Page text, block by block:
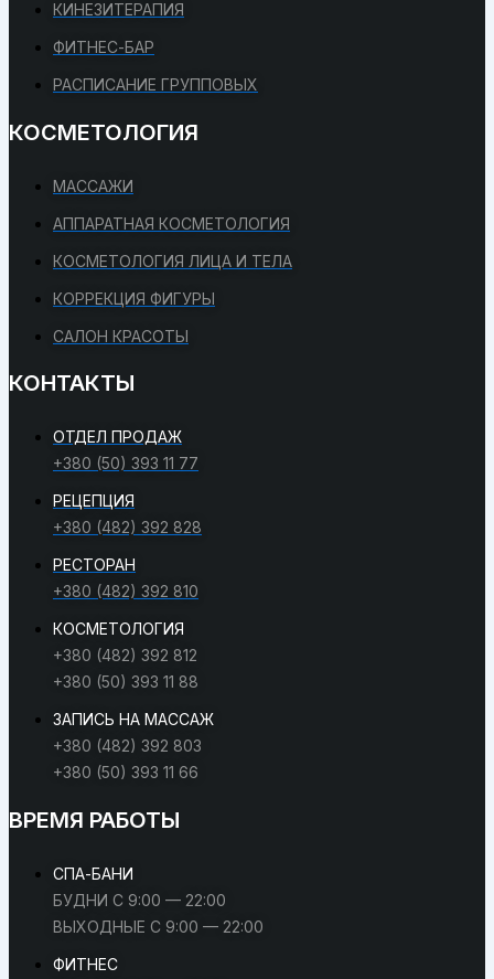
КИНЕЗИТЕРАПИЯ
ФИТНЕС-БАР
РАСПИСАНИЕ ГРУППОВЫХ
КОСМЕТОЛОГИЯ
МАССАЖИ
АППАРАТНАЯ КОСМЕТОЛОГИЯ
КОСМЕТОЛОГИЯ ЛИЦА И ТЕЛА
КОРРЕКЦИЯ ФИГУРЫ
САЛОН КРАСОТЫ
КОНТАКТЫ
ОТДЕЛ ПРОДАЖ
+380 (50) 393 11 77
РЕЦЕПЦИЯ
+380 (482) 392 828
РЕСТОРАН
+380 (482) 392 810
КОСМЕТОЛОГИЯ
+380 (482) 392 812
+380 (50) 393 11 88
ЗАПИСЬ НА МАССАЖ
+380 (482) 392 803
+380 (50) 393 11 66
ВРЕМЯ РАБОТЫ​
СПА-БАНИ
БУДНИ С 9:00 — 22:00
ВЫХОДНЫЕ С 9:00 — 22:00
ФИТНЕС